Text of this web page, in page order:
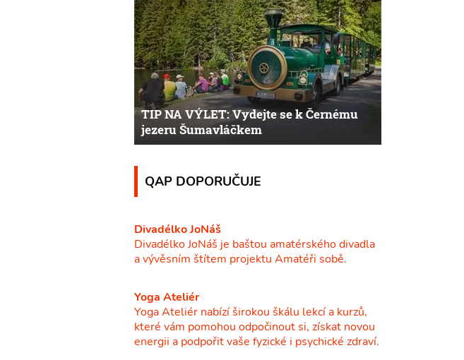
TIP NA VÝLET: Vydejte se k Černému
jezeru Šumavláčkem
QAP DOPORUČUJE
Divadélko JoNáš
Divadélko JoNáš je baštou amatérského divadla
a vývěsním štítem projektu Amatéři sobě.
Yoga Ateliér
Yoga Ateliér nabízí širokou škálu lekcí a kurzů,
které vám pomohou odpočinout si, získat novou
energii a podpořit vaše fyzické i psychické zdraví.